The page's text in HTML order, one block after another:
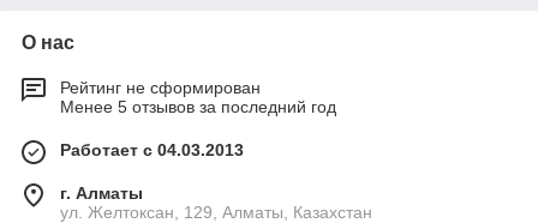
О нас
Рейтинг не сформирован
Менее 5 отзывов за последний год
Работает с 04.03.2013
г. Алматы
ул. Желтоксан, 129, Алматы, Казахстан